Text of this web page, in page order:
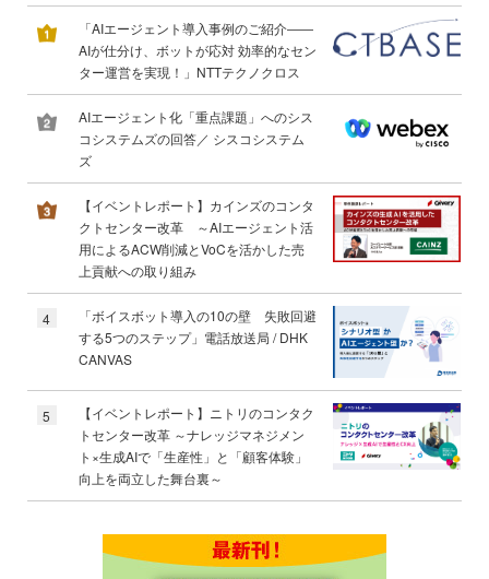
「AIエージェント導入事例のご紹介――
AIが仕分け、ボットが応対 効率的なセン
ター運営を実現！」NTTテクノクロス
AIエージェント化「重点課題」へのシス
コシステムズの回答／ シスコシステム
ズ
【イベントレポート】カインズのコンタ
クトセンター改革 ～AIエージェント活
用によるACW削減とVoCを活かした売
上貢献への取り組み
4
「ボイスボット導入の10の壁 失敗回避
する5つのステップ」電話放送局 / DHK
CANVAS
5
【イベントレポート】ニトリのコンタク
トセンター改革 ～ナレッジマネジメン
ト×生成AIで「生産性」と「顧客体験」
向上を両立した舞台裏～